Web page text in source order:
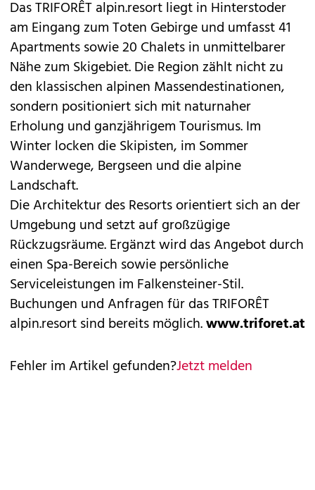
Das TRIFORÊT alpin.resort liegt in Hinterstoder
am Eingang zum Toten Gebirge und umfasst 41
Apartments sowie 20 Chalets in unmittelbarer
Nähe zum Skigebiet. Die Region zählt nicht zu
den klassischen alpinen Massendestinationen,
sondern positioniert sich mit naturnaher
Erholung und ganzjährigem Tourismus. Im
Winter locken die Skipisten, im Sommer
Wanderwege, Bergseen und die alpine
Landschaft.
Die Architektur des Resorts orientiert sich an der
Umgebung und setzt auf großzügige
Rückzugsräume. Ergänzt wird das Angebot durch
einen Spa-Bereich sowie persönliche
Serviceleistungen im Falkensteiner-Stil.
Buchungen und Anfragen für das TRIFORÊT
alpin.resort sind bereits möglich.www.triforet.at
Fehler im Artikel gefunden?Jetzt melden